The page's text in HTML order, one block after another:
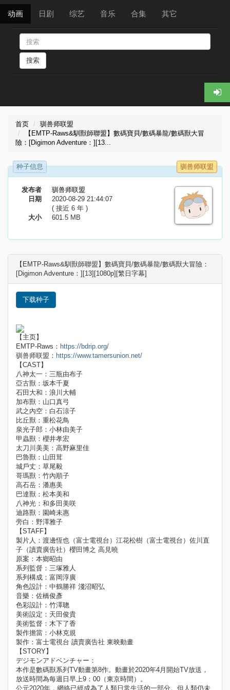
动画 日剧 综艺 音乐 合集 其它
搜索
首页
驯兽师联盟
【EMTP-Raws&馴獸師聯盟】數碼寶貝/數碼暴龍/數碼獸大冒
險：[Digimon Adventure：][13...
种子信息 驯兽师联盟
发布者
驯兽师联盟
日期
2020-08-29 21:44:07
( 接近 6 年 )
大小
601.5 MB
【EMTP-Raws&馴獸師聯盟】數碼寶貝/數碼暴龍/數碼獸大冒險：
[Digimon Adventure：][13][1080p][繁日字幕]
下载种子
【主页】
EMTP-Raws： https://bdrip.org/
驯兽师联盟： https://www.tamersunion.net/
【CAST】
八神太一：三瓶由布子
亞古獸：坂本千夏
石田大和：浪川大輔
加布獸：山口真弓
武之內空：白石涼子
比丘獸：重松花鳥
泉光子郎：小林由美子
甲蟲獸：櫻井孝宏
太刀川美美：高野麻里佳
巴魯獸：山田茸
城戶丈：草尾毅
哥瑪獸：竹內順子
高石岳：潘惠美
巴達獸：松本美和
八神光：和多田美咲
迪路獸：園崎未惠
旁白：野澤雅子
【STAFF】
製片人：渡邊恆也（富士電視台）江花松樹（富士電視台）佐川直
子（讀賣廣告社）櫻田博之 高見曉
原案：本鄉昭由
系列監督：三塚雅人
系列構成：富岡淳廣
角色設計：中鶴勝祥 淺沼昭弘
音樂：佐橋俊彥
色彩設計：竹澤聰
美術設定：天田俊貴
美術監督：木下了香
製作擔當：小林克規
製作：富士電視台 讀賣廣告社 東映動畫
【STORY】
デジモンアドベンチャー：
本作是數碼獸系列TV動畫第8作。動畫於2020年4月開始TV放送，
放送時間為每週日早上9：00（東京時間）。
公元2020年，網絡已經成為了人類日常生活的一部分。但人類仍未